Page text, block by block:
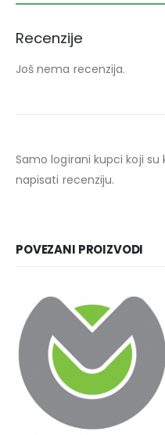
Recenzije
Još nema recenzija.
Samo logirani kupci koji
napisati recenziju.
POVEZANI PROIZVODI